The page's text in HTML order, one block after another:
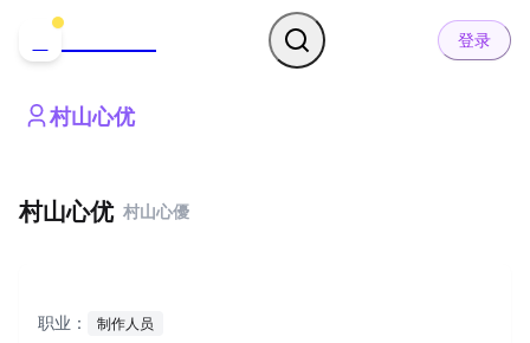
登录
村山心优
村山心优 村山心優
职业： 制作人员